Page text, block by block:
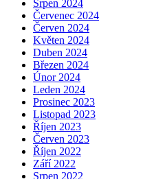
Srpen 2024
Červenec 2024
Červen 2024
Květen 2024
Duben 2024
Březen 2024
Únor 2024
Leden 2024
Prosinec 2023
Listopad 2023
Říjen 2023
Červen 2023
Říjen 2022
Září 2022
Srpen 2022